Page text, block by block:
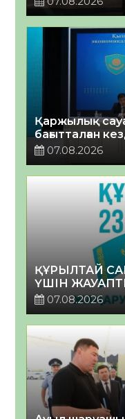
Қаржылық
бағытталған
07.08.2026
ҚҰРЫЛТАЙ
ҮШІН
07.08.2026